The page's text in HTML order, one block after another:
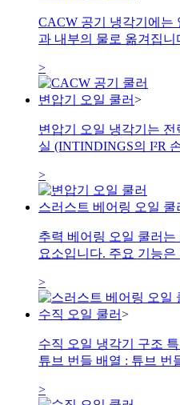
CACW 공기 냉각기에는
과 내부의 물로 옮겨집니
>
변압기 오일 쿨러>
변압기 오일 냉각기는
실 (INTINDINGS의 I²R
>
스러스트 베어링 오일 쿨
추력 베어링 오일 쿨러
요소입니다. 주요 기능
>
수직 오일 쿨러>
수직 오일 냉각기 구조
튜브 번들 배열 : 튜브 번
>